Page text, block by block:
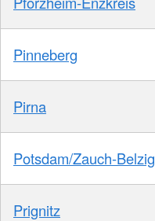
Pinneberg
Pirna
Potsdam/Zauch-Belzig
Prignitz